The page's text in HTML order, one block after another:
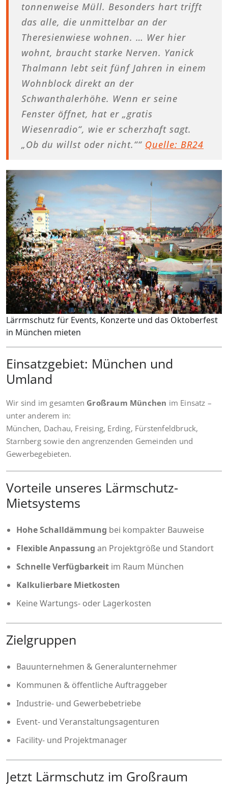
tonnenweise Müll. Besonders hart trifft
das alle, die unmittelbar an der
Theresienwiese wohnen. … Wer hier
wohnt, braucht starke Nerven. Yanick
Thalmann lebt seit fünf Jahren in einem
Wohnblock direkt an der
Schwanthalerhöhe. Wenn er seine
Fenster öffnet, hat er „gratis
Wiesenradio“, wie er scherzhaft sagt.
„Ob du willst oder nicht.““ Quelle: BR24
Lärrmschutz für Events, Konzerte und das Oktoberfest
in München mieten
Einsatzgebiet: München und
Umland
Wir sind im gesamten Großraum München im Einsatz –
unter anderem in:
München, Dachau, Freising, Erding, Fürstenfeldbruck,
Starnberg sowie den angrenzenden Gemeinden und
Gewerbegebieten.
Vorteile unseres Lärmschutz-
Mietsystems
Hohe Schalldämmung bei kompakter Bauweise
Flexible Anpassung an Projektgröße und Standort
Schnelle Verfügbarkeit im Raum München
Kalkulierbare Mietkosten
Keine Wartungs- oder Lagerkosten
Zielgruppen
Bauunternehmen & Generalunternehmer
Kommunen & öffentliche Auftraggeber
Industrie- und Gewerbebetriebe
Event- und Veranstaltungsagenturen
Facility- und Projektmanager
Jetzt Lärmschutz im Großraum